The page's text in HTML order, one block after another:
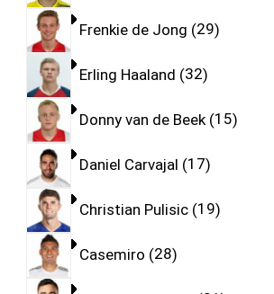
Frenkie de Jong 29
Erling Haaland 32
Donny van de Beek 15
Daniel Carvajal 17
Christian Pulisic 19
Casemiro 28